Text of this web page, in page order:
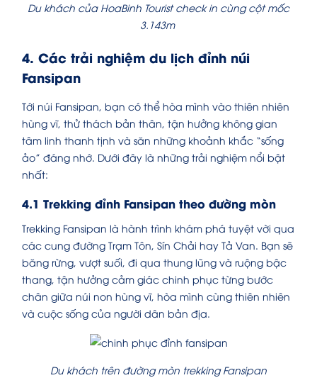
Du khách của HoaBinh Tourist check in cùng cột mốc
3.143m
4. Các trải nghiệm du lịch đỉnh núi
Fansipan
Tới núi Fansipan, bạn có thể hòa mình vào thiên nhiên
hùng vĩ, thử thách bản thân, tận hưởng không gian
tâm linh thanh tịnh và săn những khoảnh khắc “sống
ảo” đáng nhớ. Dưới đây là những trải nghiệm nổi bật
nhất:
4.1 Trekking đỉnh Fansipan theo đường mòn
Trekking Fansipan là hành trình khám phá tuyệt vời qua
các cung đường Trạm Tôn, Sín Chải hay Tả Van. Bạn sẽ
băng rừng, vượt suối, đi qua thung lũng và ruộng bậc
thang, tận hưởng cảm giác chinh phục từng bước
chân giữa núi non hùng vĩ, hòa mình cùng thiên nhiên
và cuộc sống của người dân bản địa.
Du khách trên đường mòn trekking Fansipan